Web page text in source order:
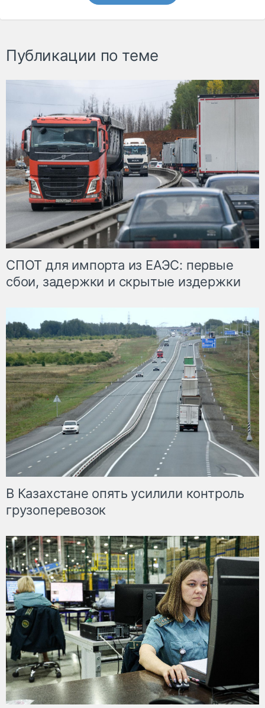
Публикации по теме
СПОТ для импорта из ЕАЭС: первые
сбои, задержки и скрытые издержки
В Казахстане опять усилили контроль
грузоперевозок